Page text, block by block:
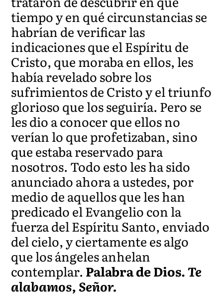
tiempo y en qué circunstancias se
habrían de verificar las
indicaciones que el Espíritu de
Cristo, que moraba en ellos, les
había revelado sobre los
sufrimientos de Cristo y el triunfo
glorioso que los seguiría. Pero se
les dio a conocer que ellos no
verían lo que profetizaban, sino
que estaba reservado para
nosotros. Todo esto les ha sido
anunciado ahora a ustedes, por
medio de aquellos que les han
predicado el Evangelio con la
fuerza del Espíritu Santo, enviado
del cielo, y ciertamente es algo
que los ángeles anhelan
contemplar. Palabra de Dios.Te
alabamos, Señor.